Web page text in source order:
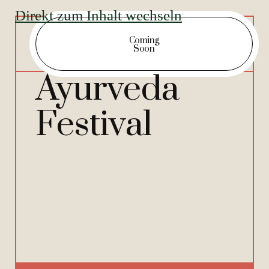
Direkt zum Inhalt wechseln
Coming
Soon
Ayurveda
Festival